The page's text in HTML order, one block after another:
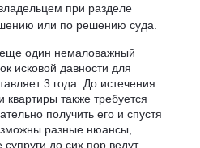
при разделе
или по решению суда.
один немаловажный
исковой давности для
3 года. До истечения
квартиры также требуется
получить его и спустя
разные нюансы,
до сих пор ведут